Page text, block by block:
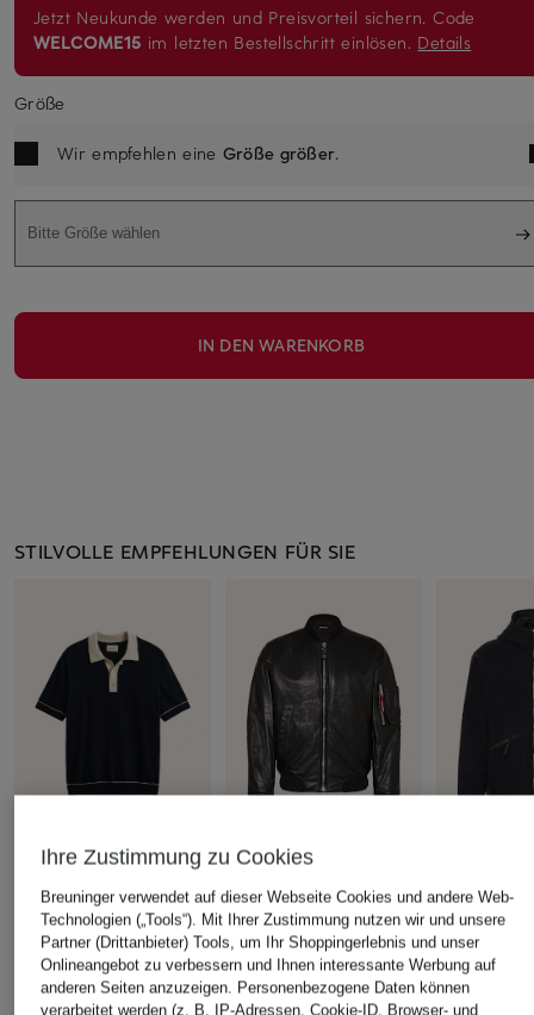
Jetzt Neukunde werden und Preisvorteil sichern. Code
WELCOME15 im letzten Bestellschritt einlösen. Details
Größe
Wir empfehlen eine Größe größer.
Bitte Größe wählen
IN DEN WARENKORB
STILVOLLE EMPFEHLUNGEN FÜR SIE
GANT
Strick-Poloshirt
99,99 €
Bestpreis:84,99 €
Ursprünglich:130 €
DSQUARED2
Lederjacke
1.489 €
Jacke
690 €
Bestpreis:
Ursprünglich:
Ihre Zustimmung zu Cookies
Breuninger verwendet auf dieser Webseite Cookies und andere Web-
Technologien („Tools“). Mit Ihrer Zustimmung nutzen wir und unsere
Partner (Drittanbieter) Tools, um Ihr Shoppingerlebnis und unser
Onlineangebot zu verbessern und Ihnen interessante Werbung auf
anderen Seiten anzuzeigen. Personenbezogene Daten können
verarbeitet werden (z. B. IP-Adressen, Cookie-ID, Browser- und